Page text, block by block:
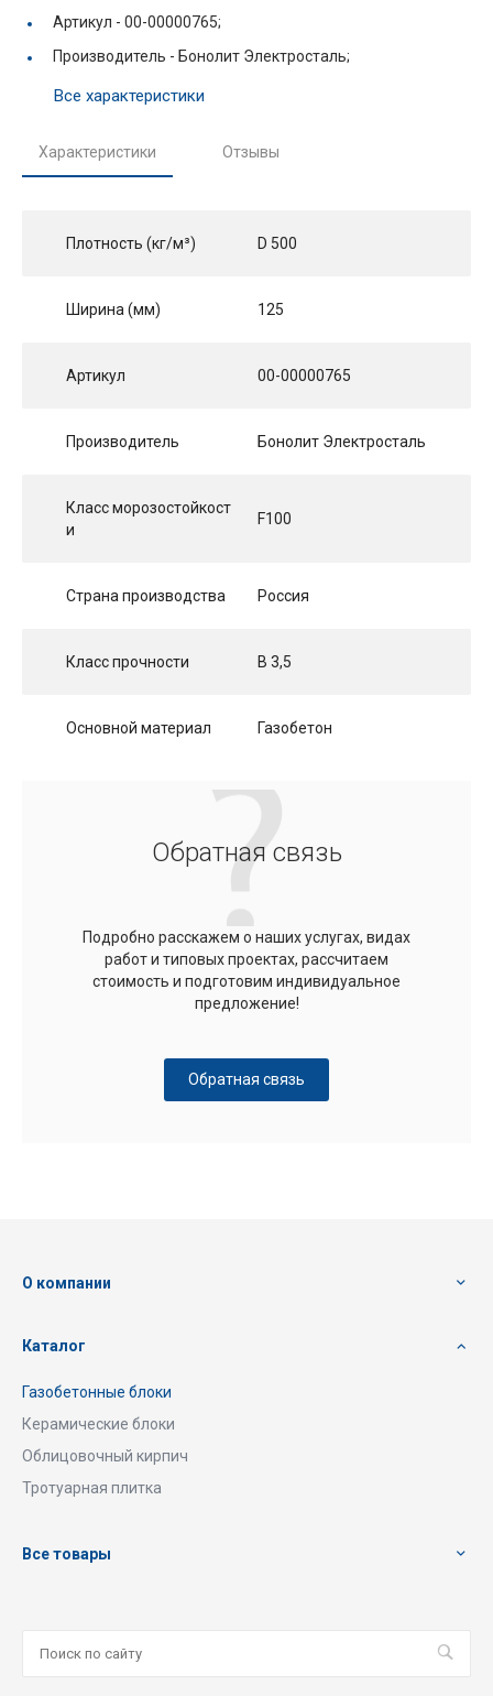
Артикул - 00-00000765;
Производитель - Бонолит Электросталь;
Все характеристики
Характеристики Отзывы
Плотность (кг/м³) D 500
Ширина (мм) 125
Артикул 00-00000765
Производитель Бонолит Электросталь
Класс морозостойкост
и
F100
Страна производства Россия
Класс прочности B 3,5
Основной материал Газобетон
Обратная связь
Подробно расскажем о наших услугах, видах
работ и типовых проектах, рассчитаем
стоимость и подготовим индивидуальное
предложение!
Обратная связь
О компании
Каталог
Газобетонные блоки
Керамические блоки
Облицовочный кирпич
Тротуарная плитка
Все товары